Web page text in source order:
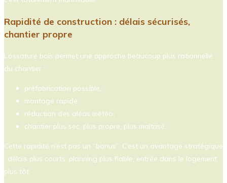
Rapidité de construction : délais sécurisés,
chantier propre
L’ossature bois permet une approche beaucoup plus rationnelle
du chantier :
préfabrication possible,
montage rapide,
réduction des aléas météo,
chantier plus sec, plus propre, plus maîtrisé.
Cette rapidité n’est pas un “bonus”. C’est un avantage stratégique
: délais plus courts, planning plus fiable, entrée dans le logement
plus tôt.